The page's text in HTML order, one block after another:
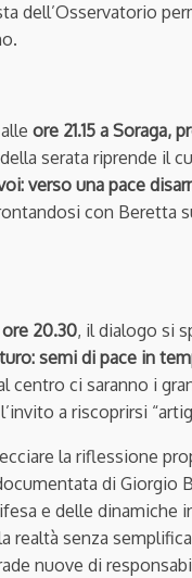
dell’Osservatorio
ore 21.15 a Soraga,
serata riprende il
verso una pace
con Beretta
20.30, il dialogo si
semi di pace in
centro ci saranno i
a riscoprirsi
la riflessione
di
e delle dinamiche
senza
nuove di